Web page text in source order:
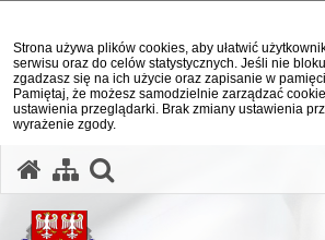
Strona używa plików cookies, aby ułatwić
serwisu oraz do celów statystycznych. Jeśli nie
zgadzasz się na ich użycie oraz zapisanie w
Pamiętaj, że możesz samodzielnie zarządzać
ustawienia przeglądarki. Brak zmiany ustawienia
wyrażenie zgody.